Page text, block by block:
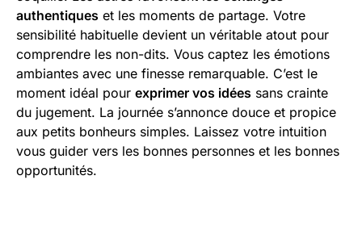
authentiques et les moments de partage. Votre
sensibilité habituelle devient un véritable atout pour
comprendre les non-dits. Vous captez les émotions
ambiantes avec une finesse remarquable. C’est le
moment idéal pour exprimer vos idées sans crainte
du jugement. La journée s’annonce douce et propice
aux petits bonheurs simples. Laissez votre intuition
vous guider vers les bonnes personnes et les bonnes
opportunités.